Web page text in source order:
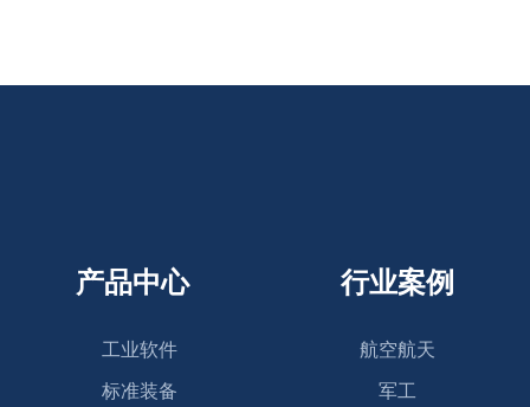
产品中心
工业软件
标准装备
行业案例
航空航天
军工